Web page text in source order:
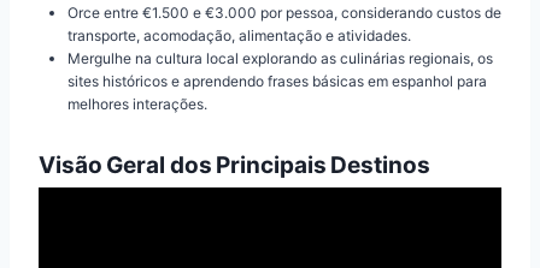
Orce entre €1.500 e €3.000 por pessoa, considerando custos de
transporte, acomodação, alimentação e atividades.
Mergulhe na cultura local explorando as culinárias regionais, os
sites históricos e aprendendo frases básicas em espanhol para
melhores interações.
Visão Geral dos Principais Destinos